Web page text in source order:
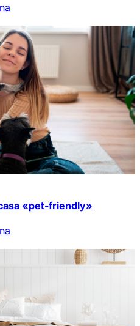
«pet-friendly»